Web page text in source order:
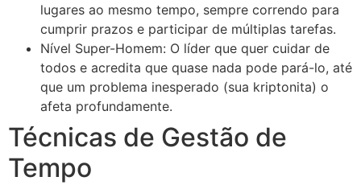
lugares ao mesmo tempo, sempre correndo para
cumprir prazos e participar de múltiplas tarefas.
Nível Super-Homem: O líder que quer cuidar de
todos e acredita que quase nada pode pará-lo, até
que um problema inesperado (sua kriptonita) o
afeta profundamente.
Técnicas de Gestão de
Tempo